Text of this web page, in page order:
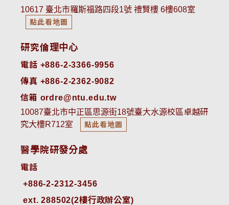
10617 臺北市羅斯福路四段1號 禮賢樓 6樓608室
點此看地圖
研究倫理中心
電話 +886-2-3366-9956
傳真 +886-2-2362-9082
信箱 ordre@ntu.edu.tw
10087臺北市中正區思源街18號臺大水源校區卓越研
究大樓R712室
點此看地圖
醫學院研發分處
電話
ext. 288502(2樓行政辦公室)